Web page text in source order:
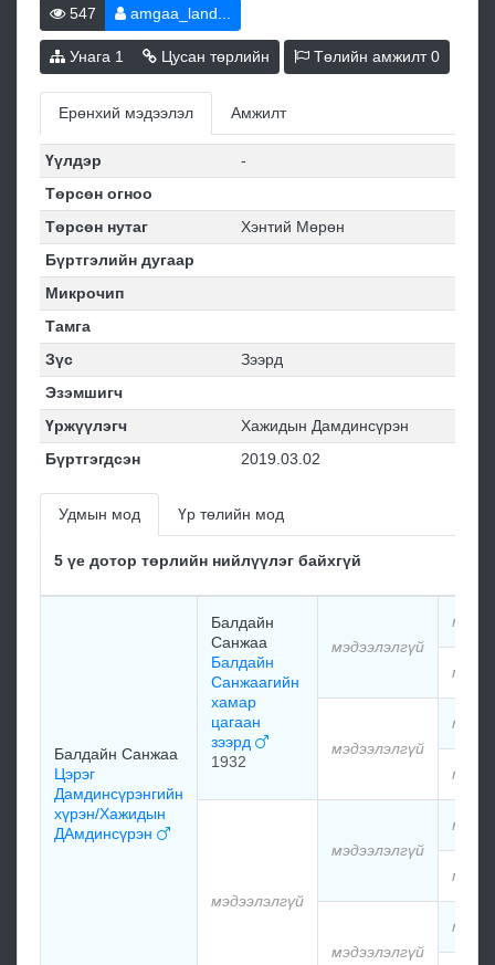
547 amgaa_land...
Унага 1 Цусан төрлийн Төлийн амжилт0
Ерөнхий мэдээлэл Амжилт
Үүлдэр
-
Төрсөн огноо
Төрсөн нутаг
Хэнтий Мөрөн
Бүртгэлийн дугаар
Микрочип
Тамга
Зүс
Зээрд
Эзэмшигч
Үржүүлэгч
Хажидын Дамдинсүрэн
Бүртгэгдсэн
2019.03.02
Удмын мод Үр төлийн мод
5 үе дотор төрлийн нийлүүлэг байхгүй
Балдайн Санжаа
Цэрэг
Дамдинсүрэнгийн
хүрэн/Хажидын
ДАмдинсүрэн
Балдайн
Санжаа
Балдайн
Санжаагийн
хамар
цагаан
зээрд
1932
мэдээлэлгүй
мэдээлэлгүй
мэдээлэлгүй
мэдээлэлгүй
мэдээлэлгүй